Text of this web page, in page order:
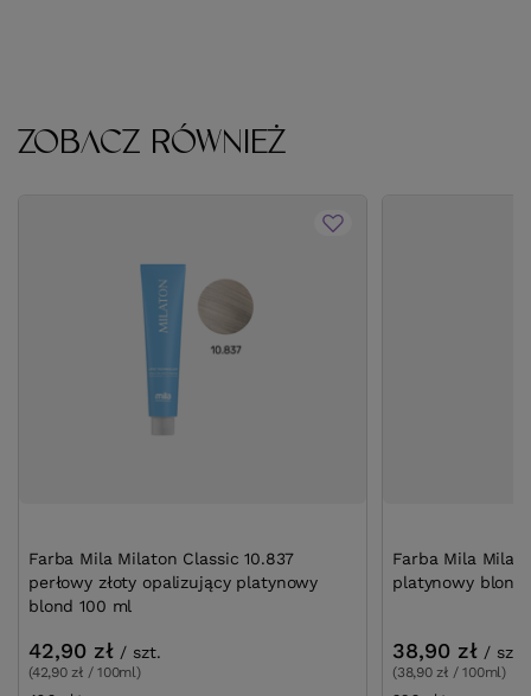
ZOBACZ RÓWNIEŻ
Farba Mila Milaton Classic 10.837
perłowy złoty opalizujący platynowy
blond 100 ml
42,90 zł / szt.
(42,90 zł / 100ml)
Farba Mila
platynowy blond
38,90 zł / szt.
(38,90 zł / 100ml)